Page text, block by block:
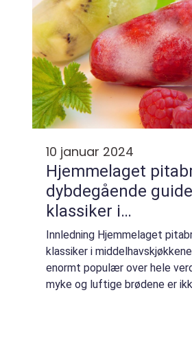
10 januar 2024
Hjemmelaget
dybdegående
klassiker i
Innledning Hjemmelaget
klassiker i
enormt populær over hele
myke og luftige brødene er